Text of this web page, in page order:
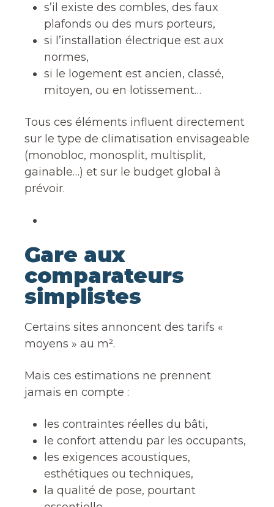
s’il existe des combles, des faux
plafonds ou des murs porteurs,
si l’installation électrique est aux
normes,
si le logement est ancien, classé,
mitoyen, ou en lotissement…
Tous ces éléments influent directement
sur le type de climatisation envisageable
(monobloc, monosplit, multisplit,
gainable…) et sur le budget global à
prévoir.
Gare aux
comparateurs
simplistes
Certains sites annoncent des tarifs «
moyens » au m².
Mais ces estimations ne prennent
jamais en compte :
les contraintes réelles du bâti,
le confort attendu par les occupants,
les exigences acoustiques,
esthétiques ou techniques,
la qualité de pose, pourtant